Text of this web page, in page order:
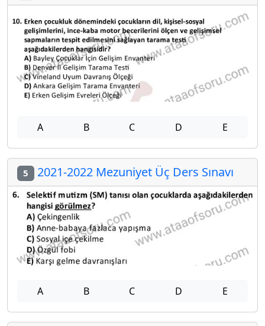
A B C D E
5 2021-2022 Mezuniyet Üç Ders Sınavı
A B C D E